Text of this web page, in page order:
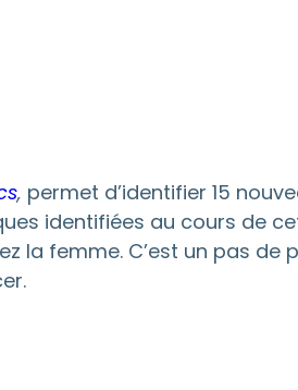
, permet d’identifier 15
identifiées au cours de
la femme. C’est un pas de